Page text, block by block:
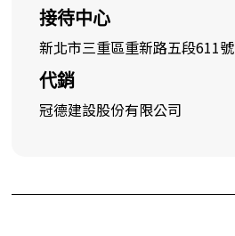
接待中心
新北市三重區重新路五段611號
代銷
冠德建設股份有限公司